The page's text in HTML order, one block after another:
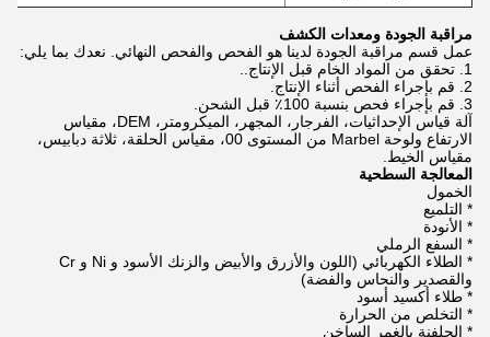
مراقبة الجودة ومعدات الكشف
عمل قسم مراقبة الجودة لدينا هو الفحص والفحص النهائي. نعدك بما يلي:
1. تحقق من المواد الخام قبل الإنتاج..
2. قم بإجراء الفحص أثناء الإنتاج.
3. قم بإجراء فحص بنسبة 100٪ قبل الشحن.
آلة قياس الإحداثيات، الفرجار، المجهر، الميكرومتر، DEM، مقياس
الارتفاع ولوحة Marbel من المستوى 00، مقياس الحلقة، ثلاثة دبابيس،
مقياس الخيط.
المعالجة السطحية
الخمول
* التلميع
* الأنودة
* السفع الرملي
* الطلاء الكهربائي (اللون والأزرق والأبيض والزنك الأسود و Ni و Cr
والقصدير والنحاس والفضة)
* طلاء أكسيد أسود
* التخلص من الحرارة
* الجلفنة بالغمر الساخن